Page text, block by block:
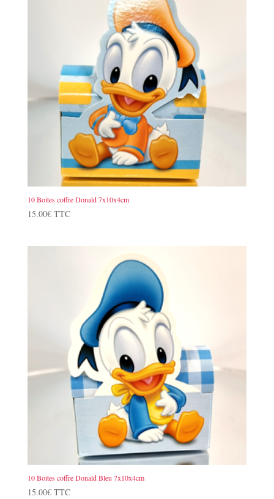
10 Boites coffre Donald 7x10x4cm
15.00€ TTC
10 Boites coffre Donald Bleu 7x10x4cm
15.00€ TTC